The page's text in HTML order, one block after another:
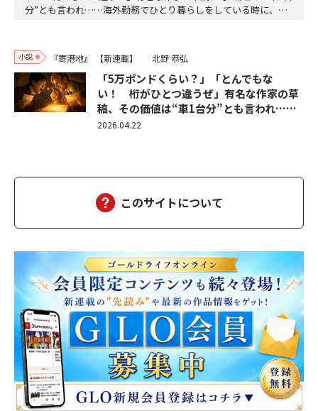
分”とも言われ……海外勤務でひとり暮らしをしている時に、時
書店の一軒や二軒、必ずあるものだ。特にM古書店は、カムデン
街に来たら真っ先に立ち寄る店だった。俊郎がロンドンで…
小説 『寄港地』 【新連載】 北野 恭弘
「5万ポンドくらい？」「とんでもな
い！ 桁がひとつ違うぜ」有名な作家の草
稿、その価値は“車1台分”とも言われ……
2026.04.22
このサイトについて